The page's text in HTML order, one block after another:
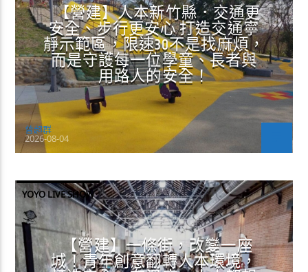
【營建】人本新竹縣．交通更
安全、步行更安心 打造交通寧
靜示範區，限速30不是找麻煩，
而是守護每一位學童、長者與
用路人的安全！
曾超群
2026-08-04
YOYO LIVE SHOW
【營建】一條街，改變一座
城！青年創意翻轉人本環境，